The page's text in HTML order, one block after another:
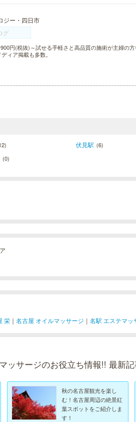
ジー・四日市
グ
円(税抜)～試せる手軽さと高品質の施術が主婦の
ィア掲載も多数。
伏見駅 (6)
(0)
栄 ｜ 名古屋 オイルマッサージ ｜ 名駅 エステマッ
ッサージのお役立ち情報!! 最新
秋の名古屋観光を楽し
む！名古屋周辺の絶景紅
葉スポットをご紹介しま
す！